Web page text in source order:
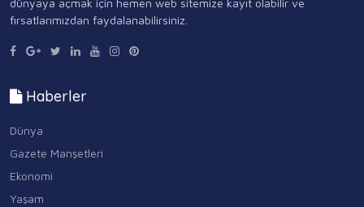
fırsatlarımızdan faydalanabilirsiniz.
Haberler
Dünya
Gazete Manşetleri
Ekonomi
Yaşam